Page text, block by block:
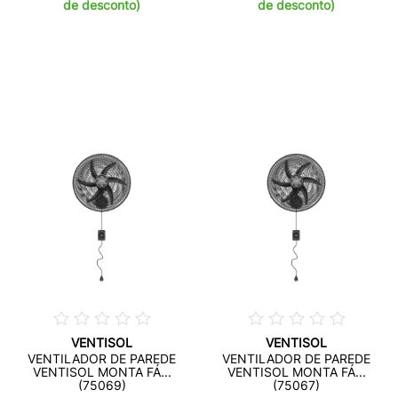
de desconto) de desconto)
VENTISOL
VENTILADOR DE PAREDE
VENTISOL MONTA FÁ...
(75069)
VENTISOL
VENTILADOR DE PAREDE
VENTISOL MONTA FÁ...
(75067)